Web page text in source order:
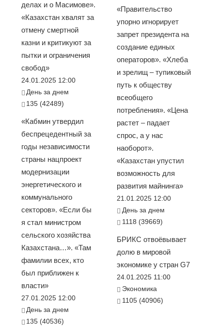
делах и о Масимове».
«Казахстан хвалят за
отмену смертной
казни и критикуют за
пытки и ограничения
свобод»
24.01.2025 12:00
День за днем
135 (42489)
«Кабмин утвердил
беспрецедентный за
годы независимости
страны нацпроект
модернизации
энергетического и
коммунального
секторов». «Если бы
я стал министром
сельского хозяйства
Казахстана…». «Там
фамилии всех, кто
был приближен к
власти»
27.01.2025 12:00
День за днем
135 (40536)
«Правительство
упорно игнорирует
запрет президента на
создание единых
операторов». «Хлеба
и зрелищ – тупиковый
путь к обществу
всеобщего
потребления». «Цена
растет – падает
спрос, а у нас
наоборот».
«Казахстан упустил
возможность для
развития майнинга»
21.01.2025 12:00
День за днем
1118 (39669)
БРИКС отвоёвывает
долю в мировой
экономике у стран G7
24.01.2025 11:00
Экономика
1105 (40906)